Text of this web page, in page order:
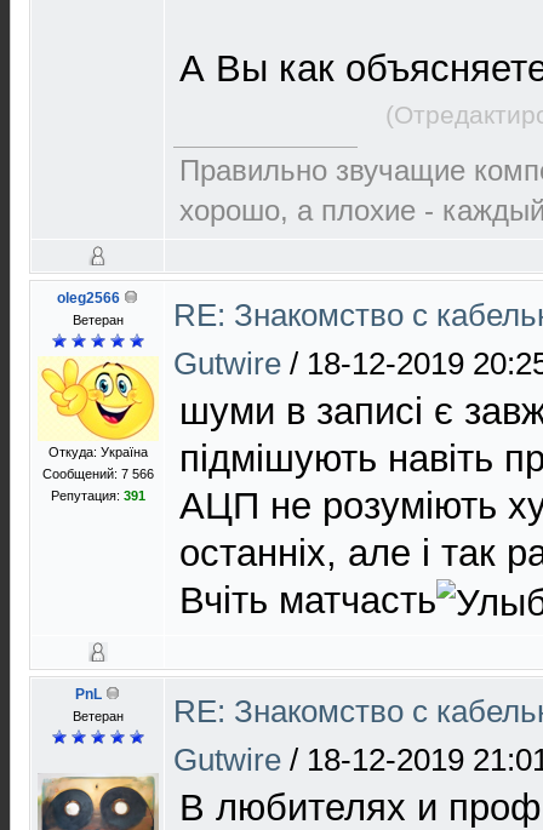
А Вы как
Правильно звучащие
хорошо, а плохие -
oleg2566
Ветеран
Откуда: Україна
Сообщений: 7 566
Репутация: 391
RE: Знакомство с
Gutwire / 18-12-2019
шуми в записі є
підмішують навіть
АЦП не розуміють
останніх, але і так
Вчіть матчасть
PnL
Ветеран
RE: Знакомство с
Gutwire / 18-12-2019
В любителях и